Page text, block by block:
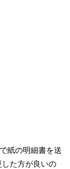
紙の明細書を送
た方が良いの